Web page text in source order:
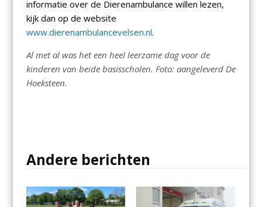
informatie over de Dierenambulance willen lezen,
kijk dan op de website
www.dierenambulancevelsen.nl.
Al met al was het een heel leerzame dag voor de
kinderen van beide basisscholen. Foto: aangeleverd De
Hoeksteen.
Andere berichten